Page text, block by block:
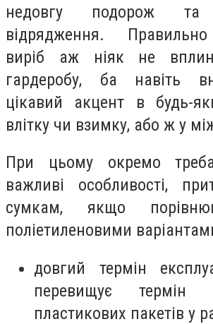
недовгу подорож
відрядження.
виріб аж ніяк не
гардеробу, ба навіть
цікавий акцент в будь-
влітку чи взимку, або ж у
При цьому окремо треба
важливі особливості,
сумкам, якщо
поліетиленовими
довгий термін
перевищує термін
пластикових пакетів у